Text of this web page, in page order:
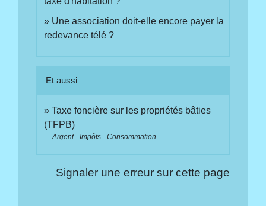
Une association doit-elle encore payer la
redevance télé ?
Et aussi
Taxe foncière sur les propriétés bâties
(TFPB)
Argent - Impôts - Consommation
Signaler une erreur sur cette page